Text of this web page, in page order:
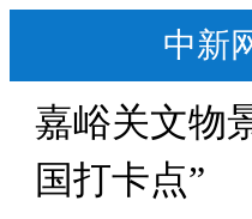
中新
嘉峪关文物
国打卡点”